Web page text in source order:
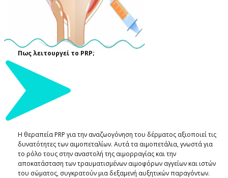
Πως λειτουργεί το PRP;
Η θεραπεία PRP για την αναζωογόνηση του δέρματος αξιοποιεί τις
δυνατότητες των αιμοπεταλίων. Αυτά ​τα αιμοπετάλια, γνωστά για
το ρόλο τους στην αναστολή της αιμορραγίας και την
αποκατάσταση των τραυματισμένων αιμοφόρων αγγείων και ιστών
του σώματος, συγκρατούν μια δεξαμενή αυξητικών παραγόντων.